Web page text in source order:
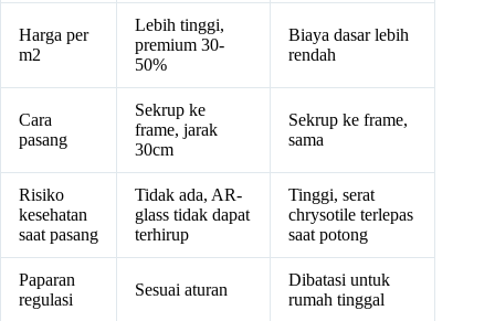
Harga per
m2
Lebih tinggi,
premium 30-
50%
Biaya dasar lebih
rendah
Cara
pasang
Sekrup ke
frame, jarak
30cm
Sekrup ke frame,
sama
Risiko
kesehatan
saat pasang
Tidak ada, AR-
glass tidak dapat
terhirup
Tinggi, serat
chrysotile terlepas
saat potong
Paparan
regulasi
Sesuai aturan
Dibatasi untuk
rumah tinggal